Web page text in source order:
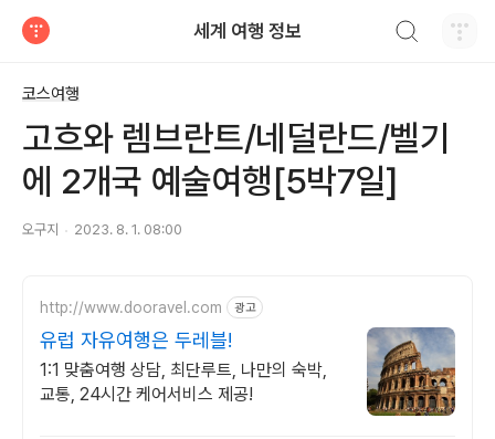
세계 여행 정보
코스여행
고흐와 렘브란트/네덜란드/벨기
에 2개국 예술여행[5박7일]
오구지 2023. 8. 1. 08:00
http://www.dooravel.com 광고
유럽 자유여행은 두레블!
1:1 맞춤여행 상담, 최단루트, 나만의 숙박,
교통, 24시간 케어서비스 제공!